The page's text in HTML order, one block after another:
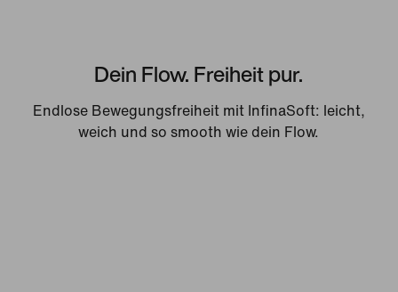
Dein Flow. Freiheit pur.
Endlose Bewegungsfreiheit mit InfinaSoft: leicht,
weich und so smooth wie dein Flow.